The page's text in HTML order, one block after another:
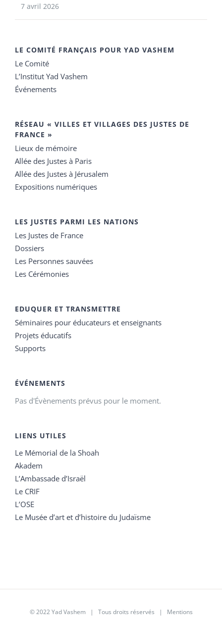
7 avril 2026
LE COMITÉ FRANÇAIS POUR YAD VASHEM
Le Comité
L’Institut Yad Vashem
Événements
RÉSEAU « VILLES ET VILLAGES DES JUSTES DE
FRANCE »
Lieux de mémoire
Allée des Justes à Paris
Allée des Justes à Jérusalem
Expositions numériques
LES JUSTES PARMI LES NATIONS
Les Justes de France
Dossiers
Les Personnes sauvées
Les Cérémonies
EDUQUER ET TRANSMETTRE
Séminaires pour éducateurs et enseignants
Projets éducatifs
Supports
ÉVÉNEMENTS
Pas d'Évènements prévus pour le moment.
LIENS UTILES
Le Mémorial de la Shoah
Akadem
L’Ambassade d’Israël
Le CRIF
L’OSE
Le Musée d’art et d’histoire du Judaïsme
© 2022 Yad Vashem | Tous droits réservés | Mentions